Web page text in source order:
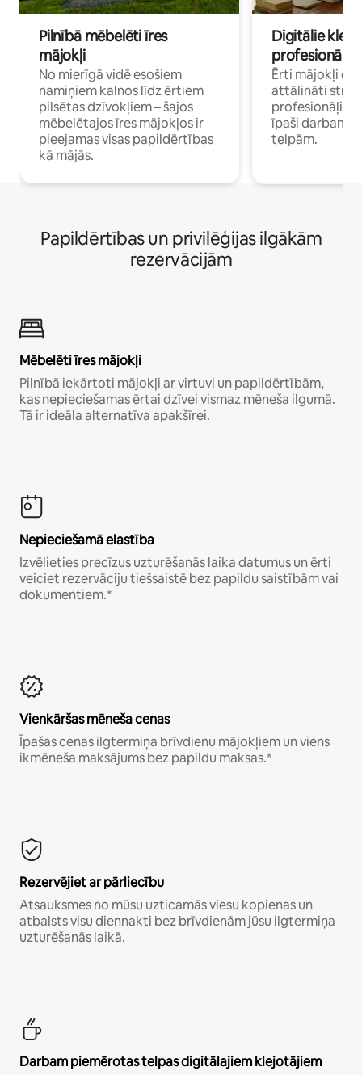
Pilnībā mēbelēti īres
mājokļi
No mierīgā vidē esošiem
namiņiem kalnos līdz ērtiem
pilsētas dzīvokļiem – šajos
mēbelētajos īres mājokļos ir
pieejamas visas papildērtības
kā mājās.
Digitālie
profesionāļi
Ērti mājokļi
attālināti
īpaši darbam
telpām.
Papildērtības un privilēģijas ilgākām
rezervācijām
Mēbelēti īres mājokļi
Pilnībā iekārtoti mājokļi ar virtuvi un papildērtībām,
kas nepieciešamas ērtai dzīvei vismaz mēneša ilgumā.
Tā ir ideāla alternatīva apakšīrei.
Nepieciešamā elastība
Izvēlieties precīzus uzturēšanās laika datumus un ērti
veiciet rezervāciju tiešsaistē bez papildu saistībām vai
dokumentiem.*
Vienkāršas mēneša cenas
Īpašas cenas ilgtermiņa brīvdienu mājokļiem un viens
ikmēneša maksājums bez papildu maksas.*
Rezervējiet ar pārliecību
Atsauksmes no mūsu uzticamās viesu kopienas un
atbalsts visu diennakti bez brīvdienām jūsu ilgtermiņa
uzturēšanās laikā.
Darbam piemērotas telpas digitālajiem klejotājiem